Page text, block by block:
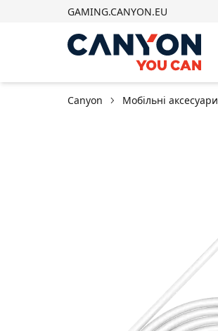
GAMING.CANYON.EU
Canyon Мобільні аксесуари